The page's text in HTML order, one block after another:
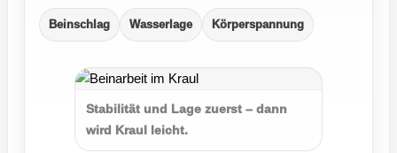
Beinschlag Wasserlage Körperspannung
Stabilität und Lage zuerst – dann
wird Kraul leicht.